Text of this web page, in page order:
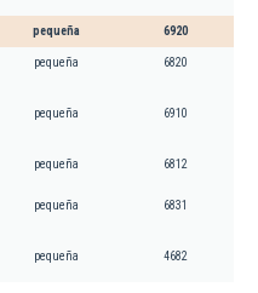
pequeña 6920
pequeña 6820
pequeña 6910
pequeña 6812
pequeña 6831
pequeña 4682